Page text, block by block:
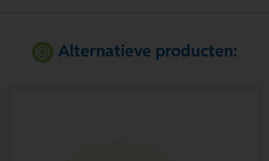
Alternatieve producten: